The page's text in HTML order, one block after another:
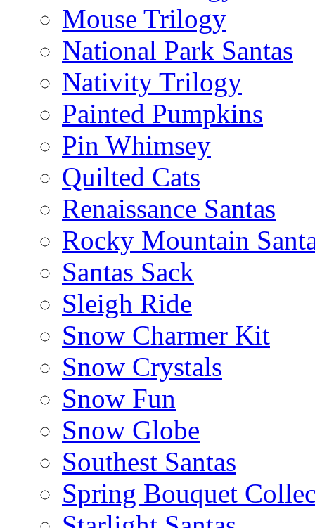
Mouse Trilogy
National Park Santas
Nativity Trilogy
Painted Pumpkins
Pin Whimsey
Quilted Cats
Renaissance Santas
Rocky Mountain
Santas Sack
Sleigh Ride
Snow Charmer Kit
Snow Crystals
Snow Fun
Snow Globe
Southest Santas
Spring Bouquet